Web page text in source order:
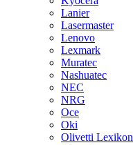
Lanier
Lasermaster
Lenovo
Lexmark
Muratec
Nashuatec
NEC
NRG
Oce
Oki
Olivetti Lexikon